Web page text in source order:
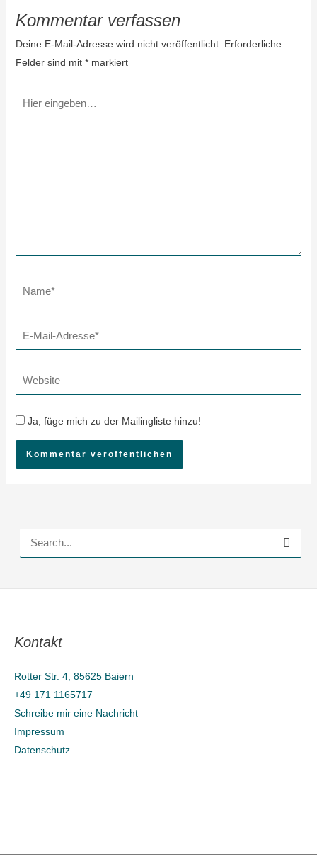
Kommentar verfassen
Deine E-Mail-Adresse wird nicht veröffentlicht. Erforderliche
Felder sind mit *markiert
Name*
E-
Mail-
Website
Ja, füge mich zu der Mailingliste hinzu!
c
n
a
c
h
:
Kontakt
Rotter Str. 4, 85625 Baiern
+49 171 1165717
Schreibe mir eine Nachricht
Impressum
Datenschutz